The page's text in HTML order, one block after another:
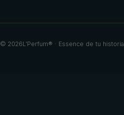
© 2026L'Perfum® · Essence de tu historia